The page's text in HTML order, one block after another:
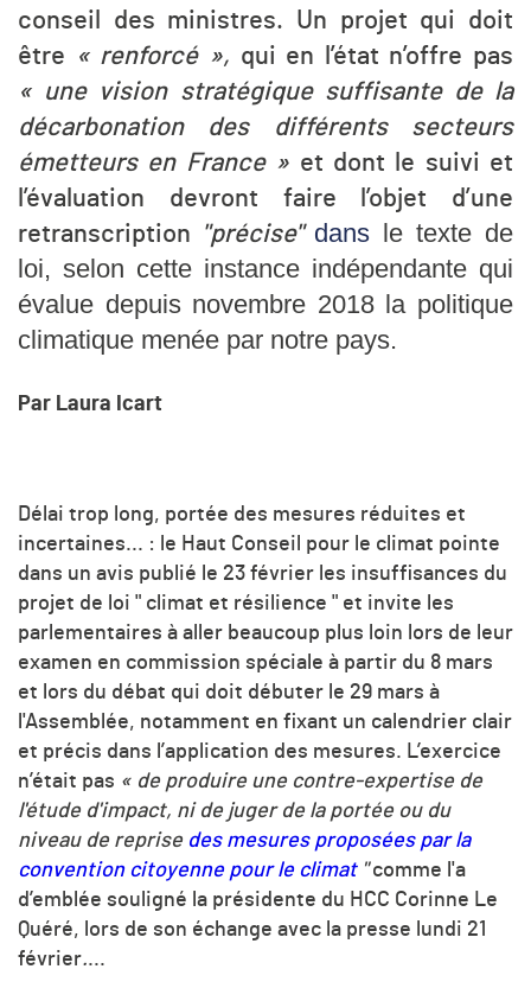
conseil des ministres. Un projet qui doit
être « renforcé », qui en l’état n’offre pas
« une vision stratégique suffisante de la
décarbonation des différents secteurs
émetteurs en France » et dont le suivi et
l’évaluation devront faire l’objet d’une
retranscription "précise" dans le texte de
loi, selon cette instance indépendante qui
évalue depuis novembre 2018 la politique
climatique menée par notre pays.
Par Laura Icart
Délai trop long, portée des mesures réduites et
incertaines... : le Haut Conseil pour le climat pointe
dans un avis publié le 23 février les insuffisances du
projet de loi " climat et résilience " et invite les
parlementaires à aller beaucoup plus loin lors de leur
examen en commission spéciale à partir du 8 mars
et lors du débat qui doit débuter le 29 mars à
l'Assemblée, notamment en fixant un calendrier clair
et précis dans l’application des mesures. L’exercice
n’était pas « de produire une contre-expertise de
l'étude d'impact, ni de juger de la portée ou du
niveau de reprise des mesures proposées par la
convention citoyenne pour le climat "comme l'a
d’emblée souligné la présidente du HCC Corinne Le
Quéré, lors de son échange avec la presse lundi 21
février....